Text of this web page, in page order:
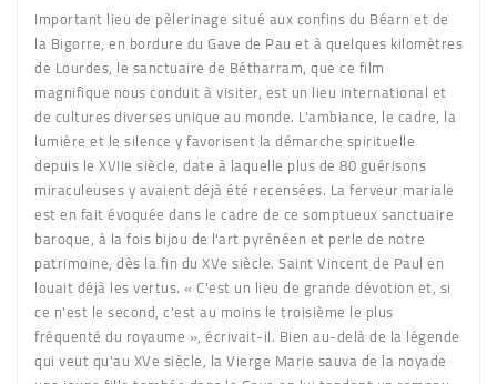
Important lieu de pèlerinage situé aux confins du Béarn et de
la Bigorre, en bordure du Gave de Pau et à quelques kilomètres
de Lourdes, le sanctuaire de Bétharram, que ce film
magnifique nous conduit à visiter, est un lieu international et
de cultures diverses unique au monde. L'ambiance, le cadre, la
lumière et le silence y favorisent la démarche spirituelle
depuis le XVIIe siècle, date à laquelle plus de 80 guérisons
miraculeuses y avaient déjà été recensées. La ferveur mariale
est en fait évoquée dans le cadre de ce somptueux sanctuaire
baroque, à la fois bijou de l'art pyrénéen et perle de notre
patrimoine, dès la fin du XVe siècle. Saint Vincent de Paul en
louait déjà les vertus. « C'est un lieu de grande dévotion et, si
ce n'est le second, c'est au moins le troisième le plus
fréquenté du royaume », écrivait-il. Bien au-delà de la légende
qui veut qu'au XVe siècle, la Vierge Marie sauva de la noyade